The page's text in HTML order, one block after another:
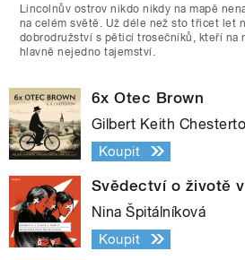
Lincolnův ostrov nikdo nikdy na mapě
na celém světě. Už déle než sto třicet let
dobrodružství s pěticí trosečníků, kteří na
hlavně nejedno tajemství.
6x Otec Brown
Gilbert Keith
Koupit
Svědectví o životě
Nina Špitálníková
Koupit